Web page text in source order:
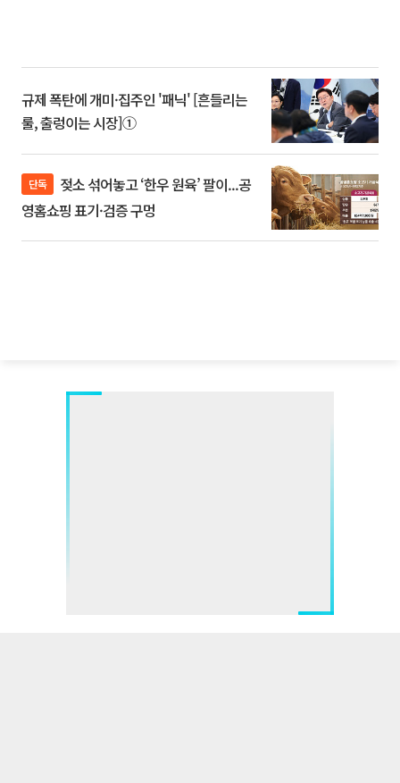
규제 폭탄에 개미·집주인 '패닉' [흔들리는
룰, 출렁이는 시장]①
단독
영홈쇼핑 표기·검증 구멍